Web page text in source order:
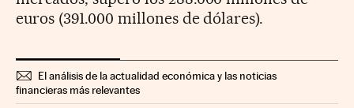
euros (391.000 millones de dólares).
El análisis de la actualidad económica y las noticias
financieras más relevantes